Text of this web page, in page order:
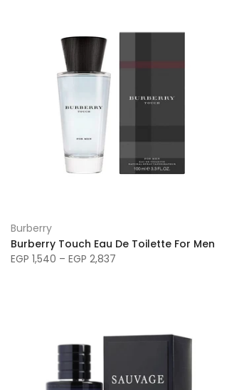
Burberry
Burberry Touch Eau De Toilette For Men
EGP 1,540 – EGP 2,837